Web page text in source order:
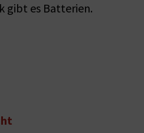
gibt es Batterien.